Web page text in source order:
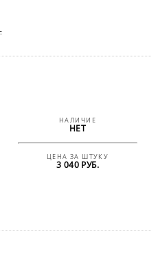
НАЛИЧИЕ
НЕТ
ЦЕНА ЗА ШТУКУ
3 040 РУБ.